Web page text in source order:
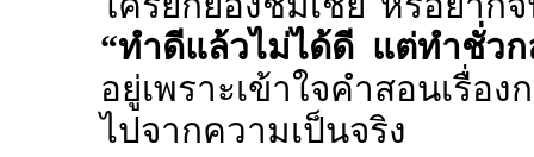
“ทำดีแล้วไม่ได้ดี แต่ทำชั่วก
อยู่เพราะเข้าใจคำสอนเรื่อ
ไปจากความเป็นจริง